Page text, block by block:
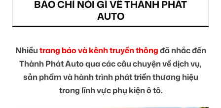
BÁO CHÍ NÓI GÌ VỀ THÀNH PHÁT
AUTO
Nhiềutrang báo và kênh truyền thôngđã nhắc đến
Thành Phát Auto qua các câu chuyện về dịch vụ,
sản phẩm và hành trình phát triển thương hiệu
trong lĩnh vực phụ kiện ô tô.